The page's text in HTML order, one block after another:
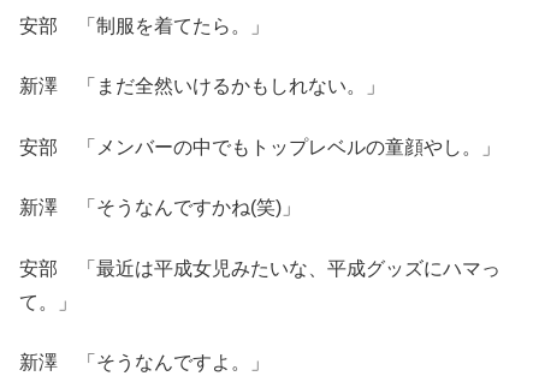
安部 「制服を着てたら。」
新澤 「まだ全然いけるかもしれない。」
安部 「メンバーの中でもトップレベルの童顔やし。」
新澤 「そうなんですかね(笑)」
安部 「最近は平成女児みたいな、平成グッズにハマっ
て。」
新澤 「そうなんですよ。」